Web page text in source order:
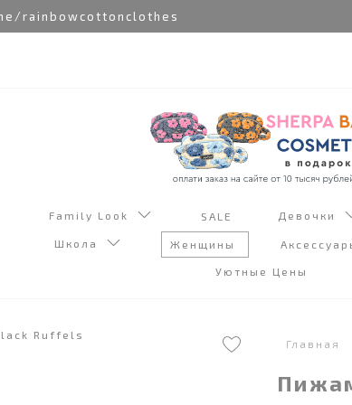
rainbowcottonclothes
Family Look SALE Девочки
Школа Женщины
Уютные Цены
Главная